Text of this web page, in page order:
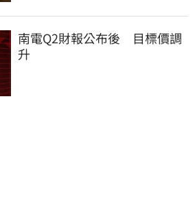
南電Q2財報公布後　目標價調
升